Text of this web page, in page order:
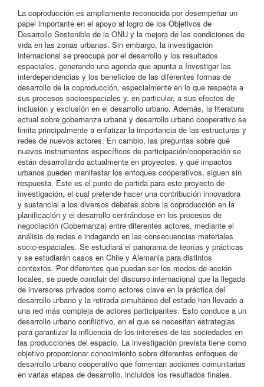
La coproducción es ampliamente reconocida por desempeñar un
papel importante en el apoyo al logro de los Objetivos de
Desarrollo Sostenible de la ONU y la mejora de las condiciones de
vida en las zonas urbanas. Sin embargo, la investigación
internacional se preocupa por el desarrollo y los resultados
espaciales, generando una agenda que apunta a Investigar las
interdependencias y los beneficios de las diferentes formas de
desarrollo de la coproducción, especialmente en lo que respecta a
sus procesos socioespaciales y, en particular, a sus efectos de
inclusión y exclusión en el desarrollo urbano. Además, la literatura
actual sobre gobernanza urbana y desarrollo urbano cooperativo se
limita principalmente a enfatizar la importancia de las estructuras y
redes de nuevos actores. En cambio, las preguntas sobre qué
nuevos instrumentos específicos de participación/cooperación se
están desarrollando actualmente en proyectos, y qué impactos
urbanos pueden manifestar los enfoques cooperativos, siguen sin
respuesta. Este es el punto de partida para este proyecto de
investigación, el cual pretende hacer una contribución innovadora
y sustancial a los diversos debates sobre la coproducción en la
planificación y el desarrollo centrándose en los procesos de
negociación (Gobernanza) entre diferentes actores, mediante el
análisis de redes e indagando en las consecuencias materiales
socio-espaciales. Se estudiará el panorama de teorías y prácticas
y se estudiarán casos en Chile y Alemania para distintos
contextos. Por diferentes que puedan ser los modos de acción
locales, se puede concluir del discurso internacional que la llegada
de inversores privados como actores clave en la práctica del
desarrollo urbano y la retirada simultánea del estado han llevado a
una red más compleja de actores participantes. Esto conduce a un
desarrollo urbano conflictivo, en el que se necesitan estrategias
para garantizar la influencia de los intereses de las sociedades en
las producciones del espacio. La investigación prevista tiene como
objetivo proporcionar conocimiento sobre diferentes enfoques de
desarrollo urbano cooperativo que fomentan acciones comunitarias
en varias etapas de desarrollo, incluidos los resultados finales.